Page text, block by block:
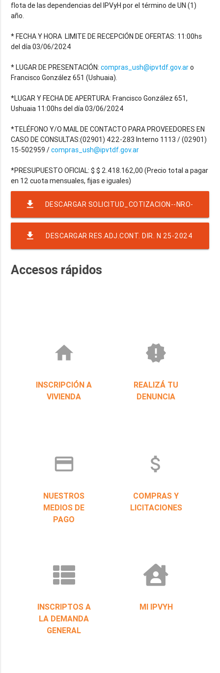
flota de las dependencias del IPVyH por el término de UN (1)
año.
* FECHA Y HORA LIMITE DE RECEPCIÓN DE OFERTAS: 11:00hs
del día 03/06/2024
* LUGAR DE PRESENTACIÓN:compras_ush@ipvtdf.gov.aro
Francisco González 651 (Ushuaia).
*LUGAR Y FECHA DE APERTURA: Francisco González 651,
Ushuaia 11:00hs del día 03/06/2024
*TELÉFONO Y/O MAIL DE CONTACTO PARA PROVEEDORES EN
CASO DE CONSULTAS:(02901) 422-283 Interno 1113 / (02901)
15-502959 /compras_ush@ipvtdf.gov.ar
*PRESUPUESTO OFICIAL: $ $ 2.418.162,00 (Precio total a pagar
file_download DESCARGAR SOLICITUD_COTIZACION--NRO-
24-5 AUTOS SEGURO AUTORMOTOR FIRMADO
file_download DESCARGAR RES.ADJ.CONT. DIR. N 25-2024
Accesos rápidos
home
INSCRIPCIÓN A
VIVIENDA
new_releases
REALIZÁ TU
DENUNCIA
credit_card
NUESTROS
MEDIOS DE
PAGO
attach_money
COMPRAS Y
LICITACIONES
INSCRIPTOS A
LA DEMANDA
GENERAL
MI IPVYH